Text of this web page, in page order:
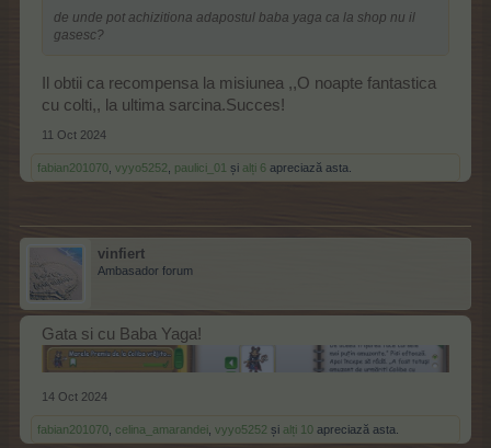
de unde pot achizitiona adapostul baba yaga ca la shop nu il
gasesc?
Il obtii ca recompensa la misiunea ,,O noapte fantastica
cu colti,, la ultima sarcina.Succes!
11 Oct 2024
fabian201070 vyyo5252 paulici_01 și alți 6 apreciază asta.
vinfiert
Ambasador forum
Gata si cu Baba Yaga!
14 Oct 2024
fabian201070, celina_amarandei, vyyo5252 și alți 10 apreciază asta.